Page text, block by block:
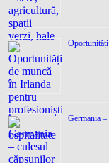
Germania